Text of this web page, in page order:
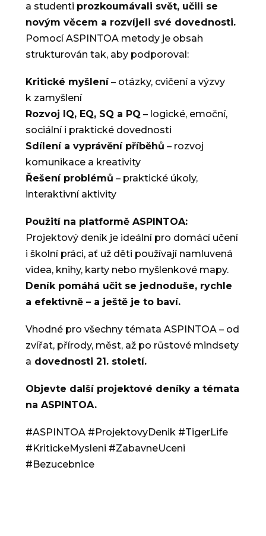
a studenti prozkoumávali svět, učili se
novým věcem a rozvíjeli své dovednosti.
Pomocí ASPINTOA metody je obsah
strukturován tak, aby podporoval:
Kritické myšlení– otázky, cvičení a výzvy
k zamyšlení
Rozvoj IQ, EQ, SQ a PQ – logické, emoční,
sociální i praktické dovednosti
Sdílení a vyprávění příběhů – rozvoj
komunikace a kreativity
Řešení problémů – praktické úkoly,
interaktivní aktivity
Použití na platformě ASPINTOA:
Projektový deník je ideální pro domácí učení
i školní práci, ať už děti používají namluvená
videa, knihy, karty nebo myšlenkové mapy.
Deník pomáhá učit se jednoduše, rychle
a efektivně – a ještě je to baví.
Vhodné pro všechny témata ASPINTOA – od
zvířat, přírody, měst, až po růstové mindsety
a dovednosti 21. století.
Objevte další projektové deníky a témata
na ASPINTOA.
#ASPINTOA #ProjektovyDenik #TigerLife
#KritickeMysleni #ZabavneUceni
#Bezucebnice